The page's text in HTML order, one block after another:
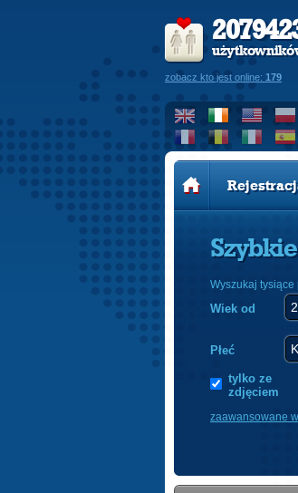
zobacz kto jest online: 179
Wyszukaj
Wiek od
Płeć
tylko ze
zdjęciem
zaawansowane